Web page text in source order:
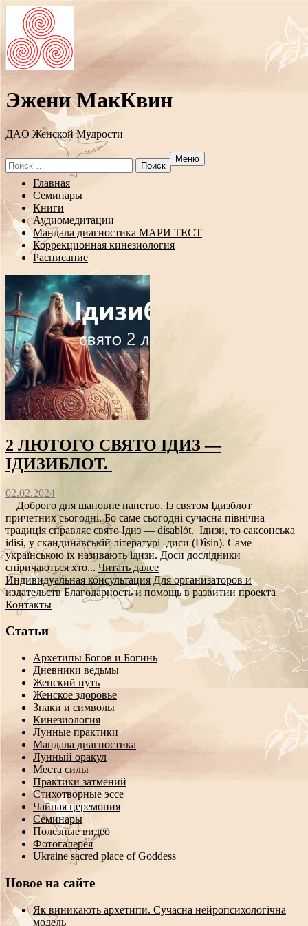
Эжени МакКвин
ДAO Женской Мудрости
Search
for:
Меню
Перейти
содержанию
Главная
Семинары
Книги
Аудиомедитации
Мандала диагностика МАРИ ТЕСТ
Коррекционная кинезиология
Расписание
2 ЛЮТОГО СВЯТО ІДИЗ —
ІДИЗИБЛОТ.
02.02.2024
Доброго дня шановне панство. Із святом Ідизблот
причетних сьогодні. Бо саме сьогодні сучасна північна
традиція справляє свято Ідиз — dísablót. Ідизи, то саксонська
idisi, у скандинавській літературі -диси (Dîsin). Саме
українською їх називають ідизи. Доси дослідники
спіричаються хто... Читать далее
Индивидуальная консультация Для организаторов и
издательств Благодарность и помощь в развитии проекта
Контакты
Статьи
Архетипы Богов и Богинь
Дневники ведьмы
Женский путь
Женское здоровье
Знаки и символы
Кинезиология
Лунные практики
Мандала диагностика
Лунный оракул
Места силы
Практики затмений
Стихотворные эссе
Чайная церемония
Семинары
Полезные видео
Фотогалерея
Ukraine sacred place of Goddess
Новое на сайте
Як виникають архетипи. Сучасна нейропсихологічна
модель